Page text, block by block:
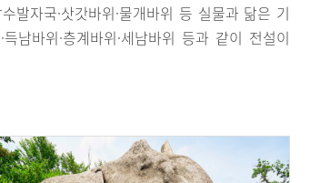
수발자국·삿갓바위·물개바위 등 실물과 닮은 기
남바위·층계바위·세남바위 등과 같이 전설이